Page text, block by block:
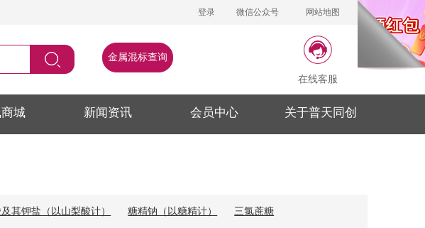
登录 微信公众号 网站地图
金属混标查询
在线客服
城 新闻资讯 会员中心 关于普天同创
其钾盐（以山梨酸计） 糖精钠（以糖精计）
三氯蔗糖